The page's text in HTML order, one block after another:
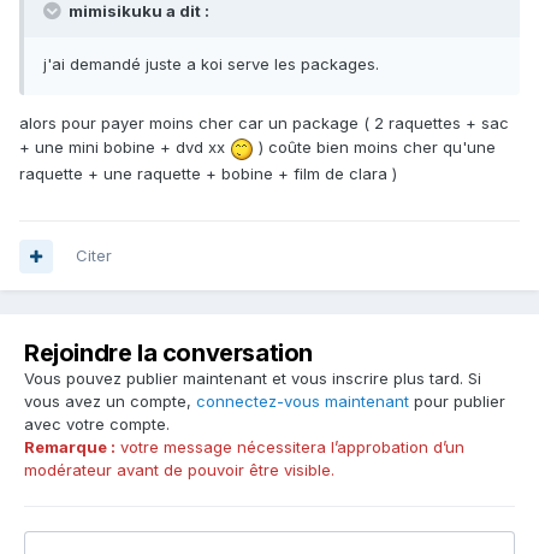
mimisikuku a dit :
j'ai demandé juste a koi serve les packages.
alors pour payer moins cher car un package ( 2 raquettes + sac
+ une mini bobine + dvd xx
) coûte bien moins cher qu'une
raquette + une raquette + bobine + film de clara )
Citer
Rejoindre la conversation
Vous pouvez publier maintenant et vous inscrire plus tard. Si
vous avez un compte, connectez-vous maintenant pour publier
avec votre compte.
Remarque : votre message nécessitera l’approbation d’un
modérateur avant de pouvoir être visible.